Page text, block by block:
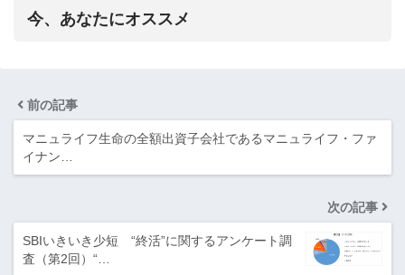
今、あなたにオススメ
前の記事
マニュライフ生命の全額出資子会社であるマニュライフ・ファ
イナン…
次の記事
SBIいきいき少短 “終活”に関するアンケート調
査（第2回）“…